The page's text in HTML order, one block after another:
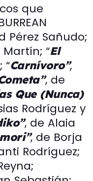
que
Pérez Sañudo;
“El
“Carnívoro”,
, de
Que (Nunca)
Rodríguez y
, de Alaia
, de Borja
Rodríguez;